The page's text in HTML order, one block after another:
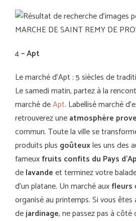
4– Apt
Le marché d’Apt : 5 siècles de
Le samedi matin, partez à la
marché deApt. Labellisé marché
retrouverez uneatmosphère
commun. Toute la ville se
produits plus goûteuxles uns des
fameuxfruits confits du Pays
delavandeet terminez votre
d’un platane. Un marché auxfleurs
organisé au printemps. Si vous êtes
dejardinage, ne passez pas à